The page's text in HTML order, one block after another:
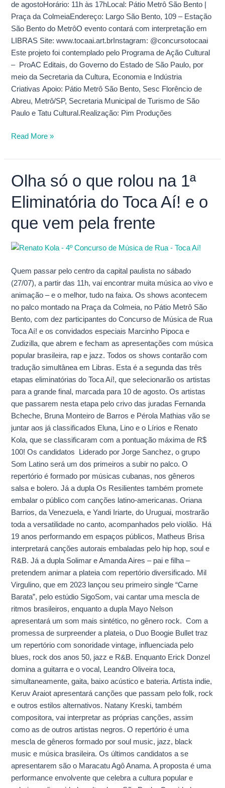
de agostoHorário: 11h às 17hLocal: Pátio Metrô São Bento |
Praça da ColmeiaEndereço: Largo São Bento, 109 – Estação
São Bento do MetrôO evento contará com interpretação em
LIBRAS Site: www.tocaai.art.brInstagram: @concursotocaai
Este projeto foi contemplado pelo Programa de Ação Cultural
– ProAC Editais, do Governo do Estado de São Paulo, por
meio da Secretaria da Cultura, Economia e Indústria
Criativas Apoio: Pátio Metrô São Bento, Sesc Florêncio de
Abreu, Metrô/SP, Secretaria Municipal de Turismo de São
Paulo e Tatu Cultural.Realização: Pim Produções
Read More »
Olha só o que rolou na 1ª
Eliminatória do Toca Aí! e o
que vem pela frente
Quem passar pelo centro da capital paulista no sábado
(27/07), a partir das 11h, vai encontrar muita música ao vivo e
animação – e o melhor, tudo na faixa. Os shows acontecem
no palco montado na Praça da Colmeia, no Pátio Metrô São
Bento, com dez participantes do Concurso de Música de Rua
Toca Aí! e os convidados especiais Marcinho Pipoca e
Zudizilla, que abrem e fecham as apresentações com música
popular brasileira, rap e jazz. Todos os shows contarão com
tradução simultânea em Libras. Esta é a segunda das três
etapas eliminatórias do Toca Aí!, que selecionarão os artistas
para a grande final, marcada para 10 de agosto. Os artistas
que passarem nesta etapa pelo crivo das juradas Fernanda
Bcheche, Bruna Monteiro de Barros e Pérola Mathias vão se
juntar aos já classificados Eluna, Lino e o Lírios e Renato
Kola, que se classificaram com a pontuação máxima de R$
100! Os candidatos Liderado por Jorge Sanchez, o grupo
Som Latino será um dos primeiros a subir no palco. O
repertório é formado por músicas cubanas, nos gêneros
salsa e bolero. Já a dupla Os Resilientes também promete
embalar o público com canções latino-americanas. Oriana
Barrios, da Venezuela, e Yandi Iriarte, do Uruguai, mostrarão
toda a versatilidade no canto, acompanhados pelo violão. Há
19 anos performando em espaços públicos, Matheus Brisa
interpretará canções autorais embaladas pelo hip hop, soul e
R&B. Já a dupla Solimar e Amanda Aires – pai e filha –
pretendem animar a plateia com repertório diversificado. Mil
Virgulino, que em 2023 lançou seu primeiro single “Carne
Barata”, pelo estúdio SigoSom, vai cantar uma mescla de
ritmos brasileiros, enquanto a dupla Mayo Nelson
apresentará um som mais sintético, no gênero rock. Com a
promessa de surpreender a plateia, o Duo Boogie Bullet traz
um repertório com sonoridade vintage, influenciada pelo
blues, rock dos anos 50, jazz e R&B. Enquanto Erick Donzel
domina a guitarra e o vocal, Leandro Oliveira toca,
simultaneamente, gaita, baixo acústico e bateria. Artista indie,
Keruv Araiot apresentará canções que passam pelo folk, rock
e outros estilos alternativos. Natany Kreski, também
compositora, vai interpretar as próprias canções, assim
como as de outros artistas negros. O repertório é uma
mescla de gêneros formado por soul music, jazz, black
music e música brasileira. Os últimos candidatos a se
apresentarem são o Maracatu Agô Anama. A proposta é uma
performance envolvente que celebra a cultura popular e
Olha
só
o
rolou
1ª
do
Toca
Aí!
e
o
que
vem
pela
frente